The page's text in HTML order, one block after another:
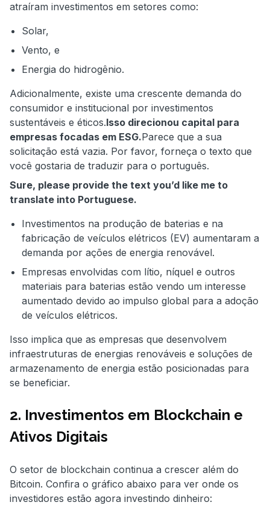
atraíram investimentos em setores como:
Solar,
Vento, e
Energia do hidrogênio.
Adicionalmente, existe uma crescente demanda do
consumidor e institucional por investimentos
sustentáveis e éticos.Isso direcionou capital para
empresas focadas em ESG.Parece que a sua
solicitação está vazia. Por favor, forneça o texto que
você gostaria de traduzir para o português.
Sure, please provide the text you’d like me to
translate into Portuguese.
Investimentos na produção de baterias e na
fabricação de veículos elétricos (EV) aumentaram a
demanda por ações de energia renovável.
Empresas envolvidas com lítio, níquel e outros
materiais para baterias estão vendo um interesse
aumentado devido ao impulso global para a adoção
de veículos elétricos.
Isso implica que as empresas que desenvolvem
infraestruturas de energias renováveis e soluções de
armazenamento de energia estão posicionadas para
se beneficiar.
2. Investimentos em Blockchain e
Ativos Digitais
O setor de blockchain continua a crescer além do
Bitcoin. Confira o gráfico abaixo para ver onde os
investidores estão agora investindo dinheiro: